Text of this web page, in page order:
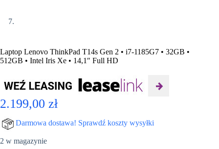
Laptop Lenovo ThinkPad T14s Gen 2 • i7-1185G7 • 32GB •
512GB • Intel Iris Xe • 14,1″ Full HD
2.199,00 zł
Darmowa dostawa! Sprawdź koszty wysyłki
2 w magazynie